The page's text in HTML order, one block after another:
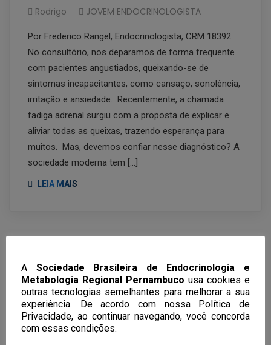
Rodrigo JOVEM ENDOCRINOLOGISTA
Por Frederico Rangel, Endocrinologista, CRM 18392
No consultório, nos deparamos de forma frequente
com pacientes angustiados, queixando-se de
sintomas incapacitantes, como cansaço, sonolência,
irritação e ansiedade. Recentemente, a chamada
fadiga adrenal surgiu com a proposta de explicar e
aliviar todas as queixas, trazendo esperança para
muitos. Mas, devemos confiar nesse diagnóstico? A
sociedade moderna tem […]
LEIA MAIS
Notícias Recentes
EndoRecife 2026 terá mais de 100
A Sociedade Brasileira de Endocrinologia e
Metabologia Regional Pernambuco usa cookies e
outras tecnologias semelhantes para melhorar a sua
experiência. De acordo com nossa Política de
Privacidade, ao continuar navegando, você concorda
com essas condições.